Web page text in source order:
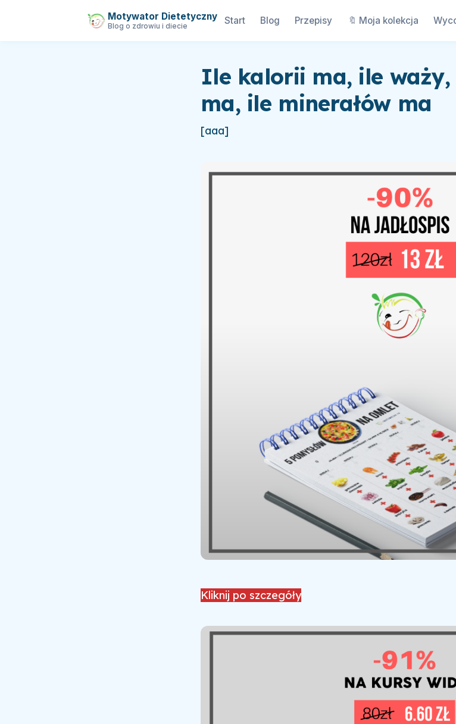
Motywator Dietetyczny
Blog o zdrowiu i diecie Start Blog Przepisy 🔖 Moja kolekcja
Ile kalorii ma, ile
ma, ile minerałów ma
[aaa]
Kliknij po szczegóły